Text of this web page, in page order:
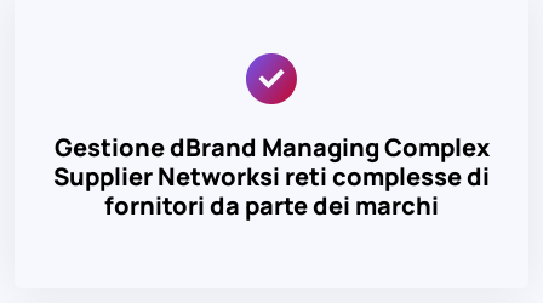
Gestione dBrand Managing Complex
Supplier Networksi reti complesse di
fornitori da parte dei marchi